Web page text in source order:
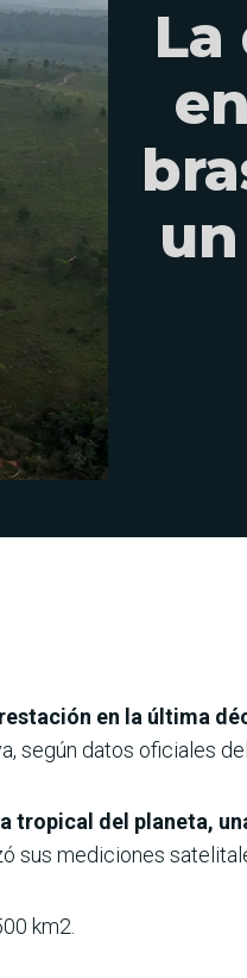
en la última
según datos oficiales
tropical del planeta,
sus mediciones
km2.